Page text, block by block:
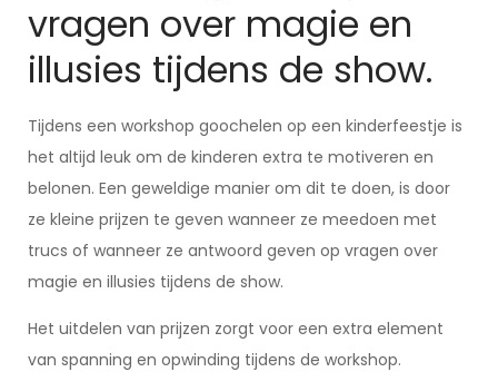
vragen over magie en
illusies tijdens de show.
Tijdens een workshop goochelen op een kinderfeestje is
het altijd leuk om de kinderen extra te motiveren en
belonen. Een geweldige manier om dit te doen, is door
ze kleine prijzen te geven wanneer ze meedoen met
trucs of wanneer ze antwoord geven op vragen over
magie en illusies tijdens de show.
Het uitdelen van prijzen zorgt voor een extra element
van spanning en opwinding tijdens de workshop.